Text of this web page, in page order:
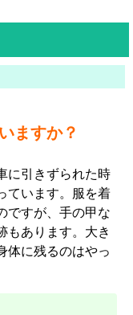
ますか？
に引きずられた時
ています。服を着
ですが、手の甲な
もあります。大き
体に残るのはやっ